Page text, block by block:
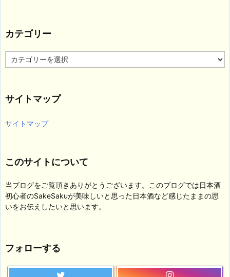
カテゴリー
テ
ー
サイトマップ
サイトマップ
このサイトについて
当ブログをご覧頂きありがとうございます。このブログでは日本酒
初心者のSakeSakuが美味しいと思った日本酒など感じたままの思
いをお伝えしたいと思います。
フォローする